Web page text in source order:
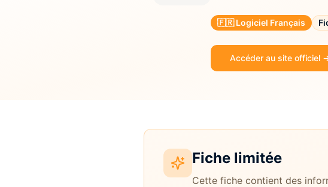
🇫🇷 Logiciel Français
Accéder au site officiel
Fiche limitée
Cette fiche contient des